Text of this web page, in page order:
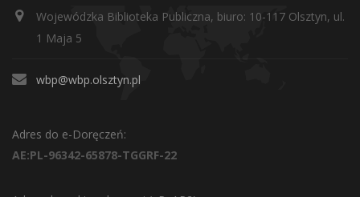
Wojewódzka Biblioteka Publiczna, biuro: 10-117 Olsztyn, ul.
1 Maja 5
wbp@wbp.olsztyn.pl
Adres do e-Doręczeń:
AE:PL-96342-65878-TGGRF-22